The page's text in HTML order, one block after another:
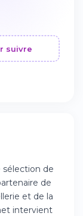
suivre
de
de
et de la
intervient